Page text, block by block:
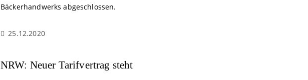
Bäckerhandwerks abgeschlossen.
25.12.2020
NRW: Neuer Tarifvertrag steht